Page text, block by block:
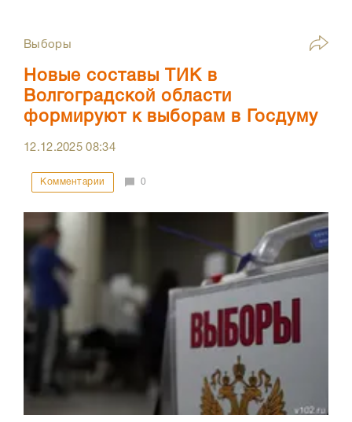
Выборы
Новые составы ТИК в
Волгоградской области
формируют к выборам в Госдуму
12.12.202508:34
Комментарии 0